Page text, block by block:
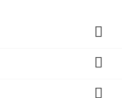


